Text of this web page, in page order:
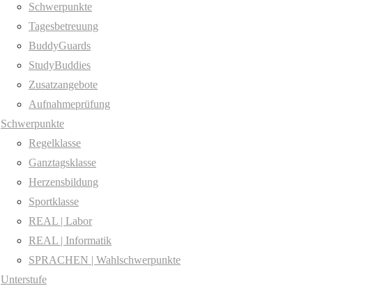
Schwerpunkte
Tagesbetreuung
BuddyGuards
StudyBuddies
Zusatzangebote
Aufnahmeprüfung
Schwerpunkte
Regelklasse
Ganztagsklasse
Herzensbildung
Sportklasse
REAL | Labor
REAL | Informatik
SPRACHEN | Wahlschwerpunkte
Unterstufe